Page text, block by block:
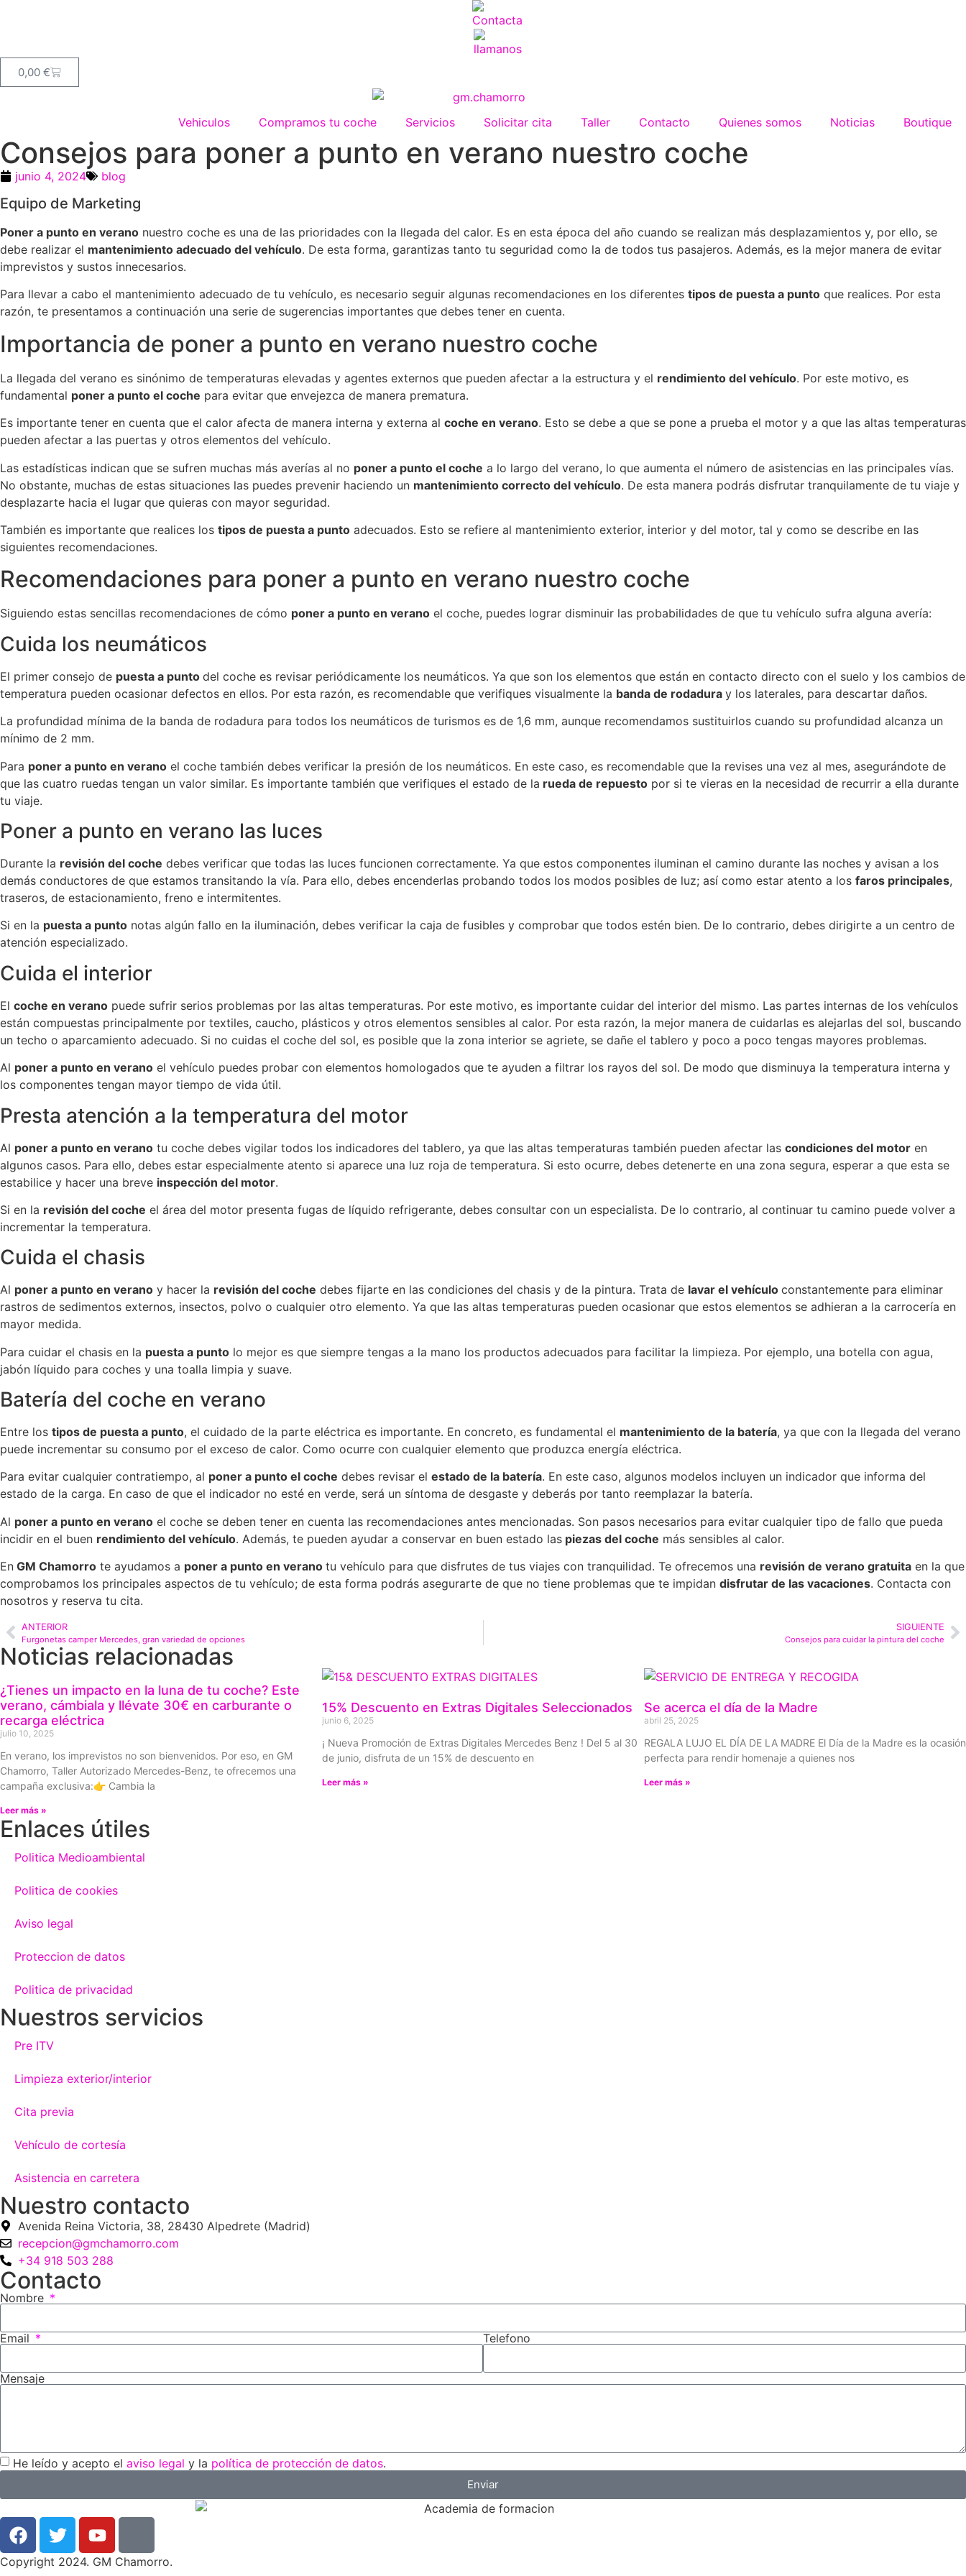
0,00 €
Vehiculos Compramos tu coche Servicios Solicitar cita Taller Contacto Quienes somos Noticias Boutique
Consejos para poner a punto en verano nuestro coche
junio 4, 2024 blog
Equipo de Marketing
Poner a punto en verano nuestro coche es una de las prioridades con la llegada del calor. Es en esta época del año cuando se realizan más desplazamientos y, por ello, se
debe realizar el mantenimiento adecuado del vehículo. De esta forma, garantizas tanto tu seguridad como la de todos tus pasajeros. Además, es la mejor manera de evitar
imprevistos y sustos innecesarios.
Para llevar a cabo el mantenimiento adecuado de tu vehículo, es necesario seguir algunas recomendaciones en los diferentes tipos de puesta a punto que realices. Por esta
razón, te presentamos a continuación una serie de sugerencias importantes que debes tener en cuenta.
Importancia de poner a punto en verano nuestro coche
La llegada del verano es sinónimo de temperaturas elevadas y agentes externos que pueden afectar a la estructura y el rendimiento del vehículo. Por este motivo, es
fundamental poner a punto el coche para evitar que envejezca de manera prematura.
Es importante tener en cuenta que el calor afecta de manera interna y externa al coche en verano. Esto se debe a que se pone a prueba el motor y a que las altas temperaturas
pueden afectar a las puertas y otros elementos del vehículo.
Las estadísticas indican que se sufren muchas más averías al no poner a punto el coche a lo largo del verano, lo que aumenta el número de asistencias en las principales vías.
No obstante, muchas de estas situaciones las puedes prevenir haciendo un mantenimiento correcto del vehículo. De esta manera podrás disfrutar tranquilamente de tu viaje y
desplazarte hacia el lugar que quieras con mayor seguridad.
También es importante que realices los tipos de puesta a punto adecuados. Esto se refiere al mantenimiento exterior, interior y del motor, tal y como se describe en las
siguientes recomendaciones.
Recomendaciones para poner a punto en verano nuestro coche
Siguiendo estas sencillas recomendaciones de cómo poner a punto en verano el coche, puedes lograr disminuir las probabilidades de que tu vehículo sufra alguna avería:
Cuida los neumáticos
El primer consejo de puesta a punto del coche es revisar periódicamente los neumáticos. Ya que son los elementos que están en contacto directo con el suelo y los cambios de
temperatura pueden ocasionar defectos en ellos. Por esta razón, es recomendable que verifiques visualmente la banda de rodadura y los laterales, para descartar daños.
La profundidad mínima de la banda de rodadura para todos los neumáticos de turismos es de 1,6 mm, aunque recomendamos sustituirlos cuando su profundidad alcanza un
mínimo de 2 mm.
Para poner a punto en verano el coche también debes verificar la presión de los neumáticos. En este caso, es recomendable que la revises una vez al mes, asegurándote de
que las cuatro ruedas tengan un valor similar. Es importante también que verifiques el estado de la rueda de repuesto por si te vieras en la necesidad de recurrir a ella durante
tu viaje.
Poner a punto en verano las luces
Durante la revisión del coche debes verificar que todas las luces funcionen correctamente. Ya que estos componentes iluminan el camino durante las noches y avisan a los
demás conductores de que estamos transitando la vía. Para ello, debes encenderlas probando todos los modos posibles de luz; así como estar atento a los faros principales,
traseros, de estacionamiento, freno e intermitentes.
Si en la puesta a punto notas algún fallo en la iluminación, debes verificar la caja de fusibles y comprobar que todos estén bien. De lo contrario, debes dirigirte a un centro de
atención especializado.
Cuida el interior
El coche en verano puede sufrir serios problemas por las altas temperaturas. Por este motivo, es importante cuidar del interior del mismo. Las partes internas de los vehículos
están compuestas principalmente por textiles, caucho, plásticos y otros elementos sensibles al calor. Por esta razón, la mejor manera de cuidarlas es alejarlas del sol, buscando
un techo o aparcamiento adecuado. Si no cuidas el coche del sol, es posible que la zona interior se agriete, se dañe el tablero y poco a poco tengas mayores problemas.
Al poner a punto en verano el vehículo puedes probar con elementos homologados que te ayuden a filtrar los rayos del sol. De modo que disminuya la temperatura interna y
los componentes tengan mayor tiempo de vida útil.
Presta atención a la temperatura del motor
Al poner a punto en verano tu coche debes vigilar todos los indicadores del tablero, ya que las altas temperaturas también pueden afectar las condiciones del motor en
algunos casos. Para ello, debes estar especialmente atento si aparece una luz roja de temperatura. Si esto ocurre, debes detenerte en una zona segura, esperar a que esta se
estabilice y hacer una breve inspección del motor.
Si en la revisión del coche el área del motor presenta fugas de líquido refrigerante, debes consultar con un especialista. De lo contrario, al continuar tu camino puede volver a
incrementar la temperatura.
Cuida el chasis
Al poner a punto en verano y hacer la revisión del coche debes fijarte en las condiciones del chasis y de la pintura. Trata de lavar el vehículo constantemente para eliminar
rastros de sedimentos externos, insectos, polvo o cualquier otro elemento. Ya que las altas temperaturas pueden ocasionar que estos elementos se adhieran a la carrocería en
mayor medida.
Para cuidar el chasis en la puesta a punto lo mejor es que siempre tengas a la mano los productos adecuados para facilitar la limpieza. Por ejemplo, una botella con agua,
jabón líquido para coches y una toalla limpia y suave.
Batería del coche en verano
Entre los tipos de puesta a punto, el cuidado de la parte eléctrica es importante. En concreto, es fundamental el mantenimiento de la batería, ya que con la llegada del verano
puede incrementar su consumo por el exceso de calor. Como ocurre con cualquier elemento que produzca energía eléctrica.
Para evitar cualquier contratiempo, al poner a punto el coche debes revisar el estado de la batería. En este caso, algunos modelos incluyen un indicador que informa del
estado de la carga. En caso de que el indicador no esté en verde, será un síntoma de desgaste y deberás por tanto reemplazar la batería.
Al poner a punto en verano el coche se deben tener en cuenta las recomendaciones antes mencionadas. Son pasos necesarios para evitar cualquier tipo de fallo que pueda
incidir en el buen rendimiento del vehículo. Además, te pueden ayudar a conservar en buen estado las piezas del coche más sensibles al calor.
En GM Chamorro te ayudamos a poner a punto en verano tu vehículo para que disfrutes de tus viajes con tranquilidad. Te ofrecemos una revisión de verano gratuita en la que
comprobamos los principales aspectos de tu vehículo; de esta forma podrás asegurarte de que no tiene problemas que te impidan disfrutar de las vacaciones. Contacta con
nosotros y reserva tu cita.
ANTERIOR
Furgonetas camper Mercedes, gran variedad de opciones
SIGUIENTE
Consejos para cuidar la pintura del coche
Noticias relacionadas
¿Tienes un impacto en la luna de tu coche? Este
verano, cámbiala y llévate 30€ en carburante o
recarga eléctrica
julio 10, 2025
En verano, los imprevistos no son bienvenidos. Por eso, en GM
Chamorro, Taller Autorizado Mercedes-Benz, te ofrecemos una
campaña exclusiva:👉 Cambia la
Leer más »
15% Descuento en Extras Digitales Seleccionados
junio 6, 2025
¡ Nueva Promoción de Extras Digitales Mercedes Benz ! Del 5 al 30
de junio, disfruta de un 15% de descuento en
Leer más »
Se acerca el día de la Madre
abril 25, 2025
REGALA LUJO EL DÍA DE LA MADRE El Día de la Madre es la ocasión
perfecta para rendir homenaje a quienes nos
Leer más »
Enlaces útiles
Politica Medioambiental
Politica de cookies
Aviso legal
Proteccion de datos
Politica de privacidad
Nuestros servicios
Pre ITV
Limpieza exterior/interior
Cita previa
Vehículo de cortesía
Asistencia en carretera
Nuestro contacto
Avenida Reina Victoria, 38, 28430 Alpedrete (Madrid)
recepcion@gmchamorro.com
+34 918 503 288
Contacto
Nombre
Email Telefono
Mensaje
He leído y acepto el aviso legal y la política de protección de datos.
Enviar
Copyright 2024. GM Chamorro.